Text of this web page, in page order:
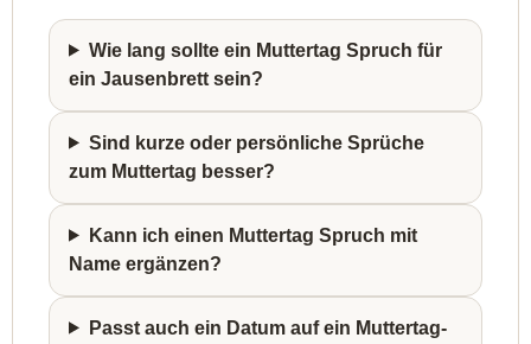
Wie lang sollte ein Muttertag Spruch für
ein Jausenbrett sein?
Sind kurze oder persönliche Sprüche
zum Muttertag besser?
Kann ich einen Muttertag Spruch mit
Name ergänzen?
Passt auch ein Datum auf ein Muttertag-